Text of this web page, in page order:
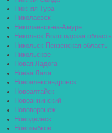
Нижняя Тура
Николаевск
Николаевск-на-Амуре
Никольск Вологодская область
Никольск Пензенская область
Никольское
Новая Ладога
Новая Ляля
Новоалександровск
Новоалтайск
Новоаннинский
Нововоронеж
Новодвинск
Новозыбков